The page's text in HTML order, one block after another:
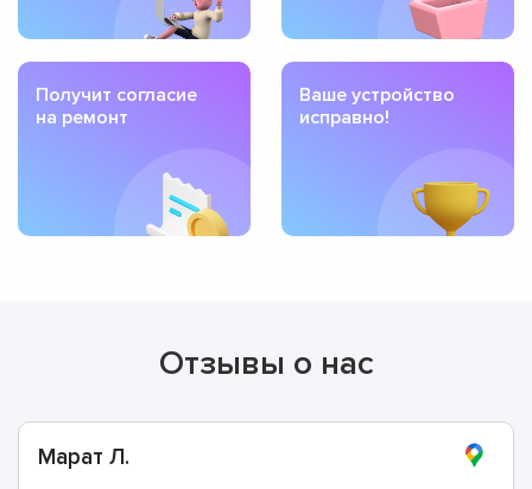
Получит согласие
на ремонт
Ваше устройство
исправно!
Отзывы о нас
Марат Л.